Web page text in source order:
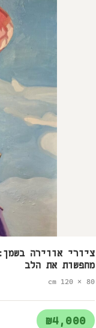
מחפשות את הלב
80 × 120 cm
₪4,000